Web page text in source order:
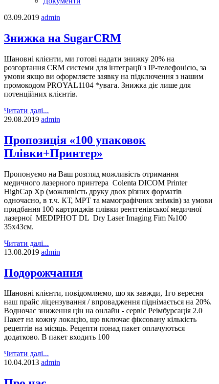
03.09.2019 admin
Знижка на SugarCRM
Шановні клієнти, ми готові надати знижку 20% на
розгортання CRM системи для інтеграції з IP-телефонією, за
умови якщо ви оформляєте заявку на підключення з нашим
промокодом PROYAL1104 *увага. Знижка діє лише для
потенційних клієнтів.
Читати далі...
29.08.2019 admin
Пропозиція «100 упаковок
Плівки+Принтер»
Пропонуємо на Ваш розгляд можливість отримання
медичного лазерного принтера Colenta DICOM Printer
HighCap Xp (можливість друку двох різних форматів
одночасно, в т.ч. КТ, МРТ та мамографічних знімків) за умови
придбання 100 картриджів плівки рентгенівської медичної
лазерної MEDIPHOT DL Dry Laser Imaging Fim №100
35х43см.
Читати далі...
13.08.2019 admin
Подорожчання
Шановні клієнти, повідомляємо, що як завжди, 1го вересня
наш прайс ліцензування / впровадження піднімається на 20%.
Водночас зниження цін на онлайн - сервіс Реімбурсація 2.0
Пакет на кожну локацію, що включає фіксовану кількість
рецептів на місяць. Рецепти понад пакет оплачуються
додатково. В пакет входить 100
Читати далі...
10.04.2013 admin